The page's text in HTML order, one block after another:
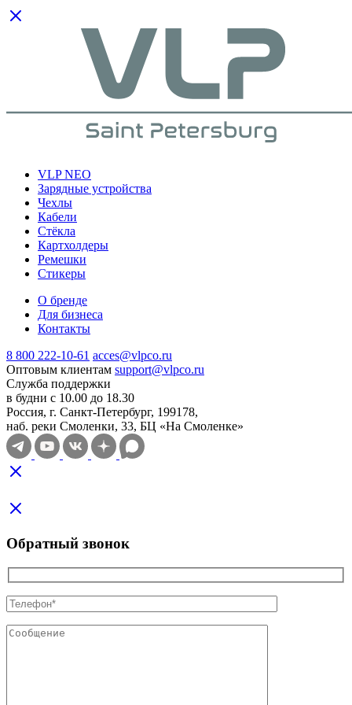
VLP NEO
Зарядные устройства
Чехлы
Кабели
Cтёкла
Картхолдеры
Ремешки
Стикеры
О бренде
Для бизнеса
Контакты
8 800 222-10-61 acces@vlpco.ru
Оптовым клиентам support@vlpco.ru
Служба поддержки
в будни с 10.00 до 18.30
Россия, г. Санкт-Петербург, 199178,
наб. реки Смоленки, 33, БЦ «На Смоленке»
Обратный звонок